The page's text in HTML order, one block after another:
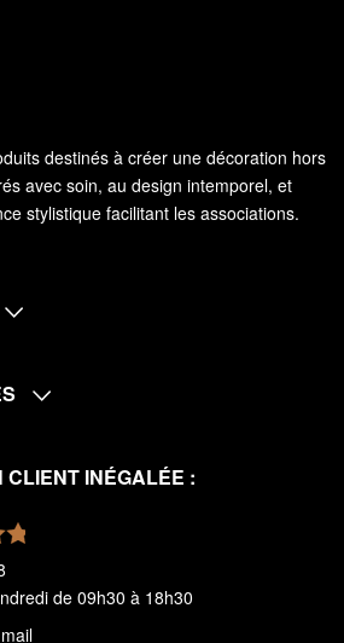
destinés à créer une décoration hors
avec soin, au design intemporel, et
stylistique facilitant les associations.
CLIENT INÉGALÉE :
de 09h30 à 18h30